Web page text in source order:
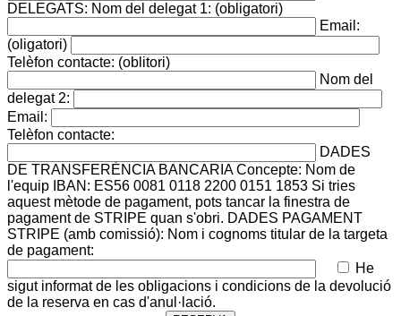
DELEGATS: Nom del delegat 1: (obligatori)
Email:
(oligatori)
Telèfon contacte: (oblitori)
Nom del
delegat 2:
Email:
Telèfon contacte:
DADES
DE TRANSFERÈNCIA BANCARIAConcepte: Nom de
l'equip IBAN: ES56 0081 0118 2200 0151 1853 Si tries
aquest mètode de pagament, pots tancar la finestra de
pagament de STRIPE quan s'obri. DADES PAGAMENT
STRIPE (amb comissió): Nom i cognoms titular de la targeta
de pagament:
He
sigut informat de les obligacions i condicions de la devolució
de la reserva en cas d'anul·lació.